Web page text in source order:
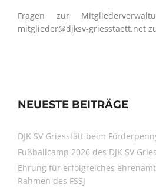
Fragen zur
mitglieder@djksv-griesstaett.net
NEUESTE BEITRÄGE
DJK SV Griesstätt beim
Fußballcamp 2026 des DJK SV
Ehrung für erfolgreiches
Rahmen des FSSJ